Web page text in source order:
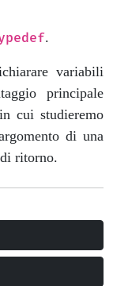
.
variabili
principale
in cui studieremo
di una
ritorno.